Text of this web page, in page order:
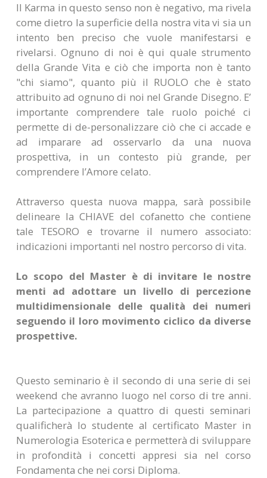
Il Karma in questo senso non è negativo, ma rivela
come dietro la superficie della nostra vita vi sia un
intento ben preciso che vuole manifestarsi e
rivelarsi. Ognuno di noi è qui quale strumento
della Grande Vita e ciò che importa non è tanto
"chi siamo", quanto più il RUOLO che è stato
attribuito ad ognuno di noi nel Grande Disegno. E’
importante comprendere tale ruolo poiché ci
permette di de-personalizzare ciò che ci accade e
ad imparare ad osservarlo da una nuova
prospettiva, in un contesto più grande, per
comprendere l’Amore celato.
Attraverso questa nuova mappa, sarà possibile
delineare la CHIAVE del cofanetto che contiene
tale TESORO e trovarne il numero associato:
indicazioni importanti nel nostro percorso di vita.
Lo scopo del Master è di invitare le nostre
menti ad adottare un livello di percezione
multidimensionale delle qualità dei numeri
seguendo il loro movimento ciclico da diverse
prospettive.
Questo seminario è il secondo di una serie di sei
weekend che avranno luogo nel corso di tre anni.
La partecipazione a quattro di questi seminari
qualificherà lo studente al certificato Master in
Numerologia Esoterica e permetterà di sviluppare
in profondità i concetti appresi sia nel corso
Fondamenta che nei corsi Diploma.